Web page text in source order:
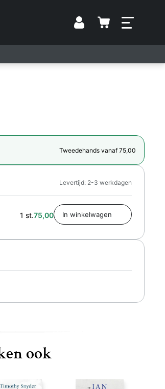
Tweedehands vanaf 75,00
1 st.75,00
Levertijd: 2-3 werkdagen
ook